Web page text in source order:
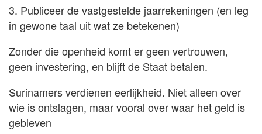
3. Publiceer de vastgestelde jaarrekeningen (en leg
in gewone taal uit wat ze betekenen)
Zonder die openheid komt er geen vertrouwen,
geen investering, en blijft de Staat betalen.
Surinamers verdienen eerlijkheid. Niet alleen over
wie is ontslagen, maar vooral over waar het geld is
gebleven